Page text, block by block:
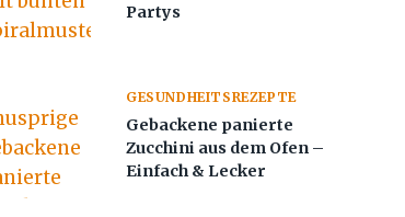
Partys
GESUNDHEITSREZEPTE
Gebackene panierte
Zucchini aus dem Ofen –
Einfach & Lecker